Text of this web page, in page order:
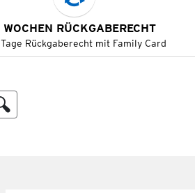
RÜCKGABERECHT
Rückgaberecht mit Family Card